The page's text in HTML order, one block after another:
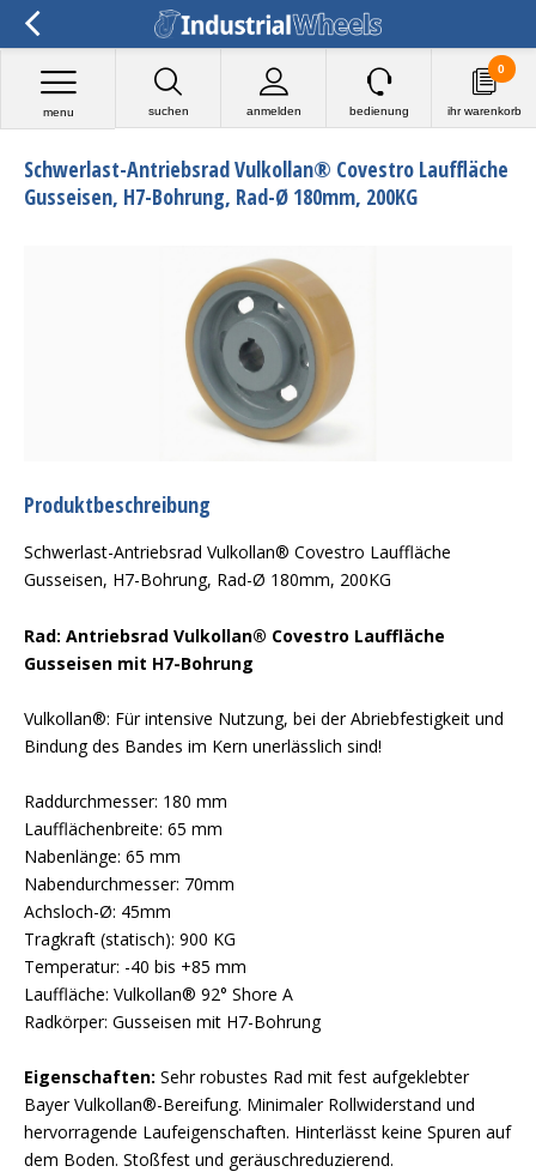
suchen anmelden
menu bedienung ihr warenkorb
0
Schwerlast-Antriebsrad Vulkollan® Covestro Lauffläche
Gusseisen, H7-Bohrung, Rad-Ø 180mm, 200KG
Produktbeschreibung
Schwerlast-Antriebsrad Vulkollan® Covestro Lauffläche
Gusseisen, H7-Bohrung, Rad-Ø 180mm, 200KG
Rad: Antriebsrad Vulkollan® Covestro Lauffläche
Gusseisen mit H7-Bohrung
Vulkollan®: Für intensive Nutzung, bei der Abriebfestigkeit und
Bindung des Bandes im Kern unerlässlich sind!
Raddurchmesser: 180 mm
Laufflächenbreite: 65 mm
Nabenlänge: 65 mm
Nabendurchmesser: 70mm
Achsloch-Ø: 45mm
Tragkraft (statisch): 900 KG
Temperatur: -40 bis +85 mm
Lauffläche: Vulkollan® 92° Shore A
Radkörper: Gusseisen mit H7-Bohrung
Eigenschaften: Sehr robustes Rad mit fest aufgeklebter
Bayer Vulkollan®-Bereifung. Minimaler Rollwiderstand und
hervorragende Laufeigenschaften. Hinterlässt keine Spuren auf
dem Boden. Stoßfest und geräuschreduzierend.